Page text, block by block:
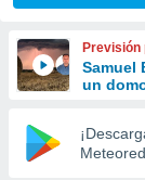
y
forma
digital
basada
Previsión
Samuel
un